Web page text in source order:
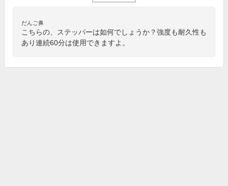
だんご鼻
こちらの、ステッパーは如何でしょうか？強度も耐久性も
あり連続60分は使用できますよ。